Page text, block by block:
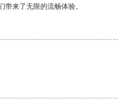
来了无限的流畅体验。